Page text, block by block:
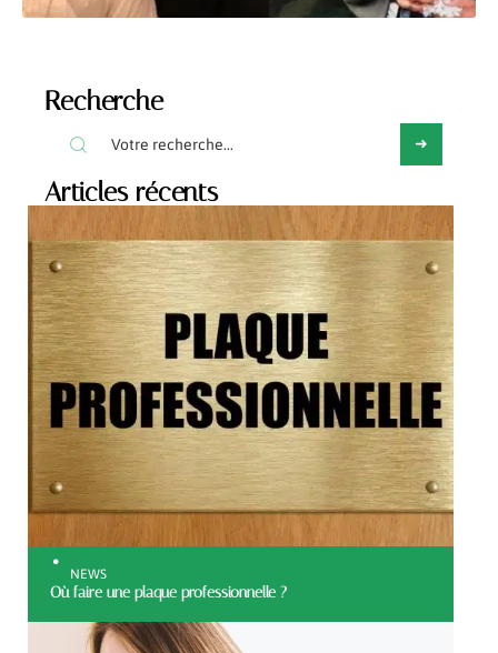
Recherche
Articles récents
NEWS
Où faire une plaque professionnelle ?